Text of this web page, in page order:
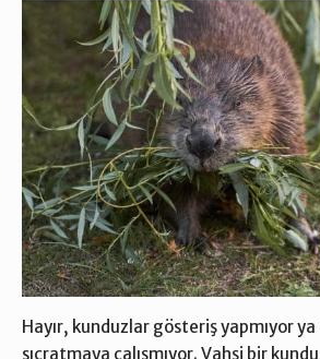
Hayır, kunduzlar gösteriş yapmıyor ya
sıçratmaya çalışmıyor. Vahşi bir